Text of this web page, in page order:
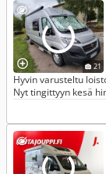
21
Hyvin varusteltu
Nyt tingittyyn kesä